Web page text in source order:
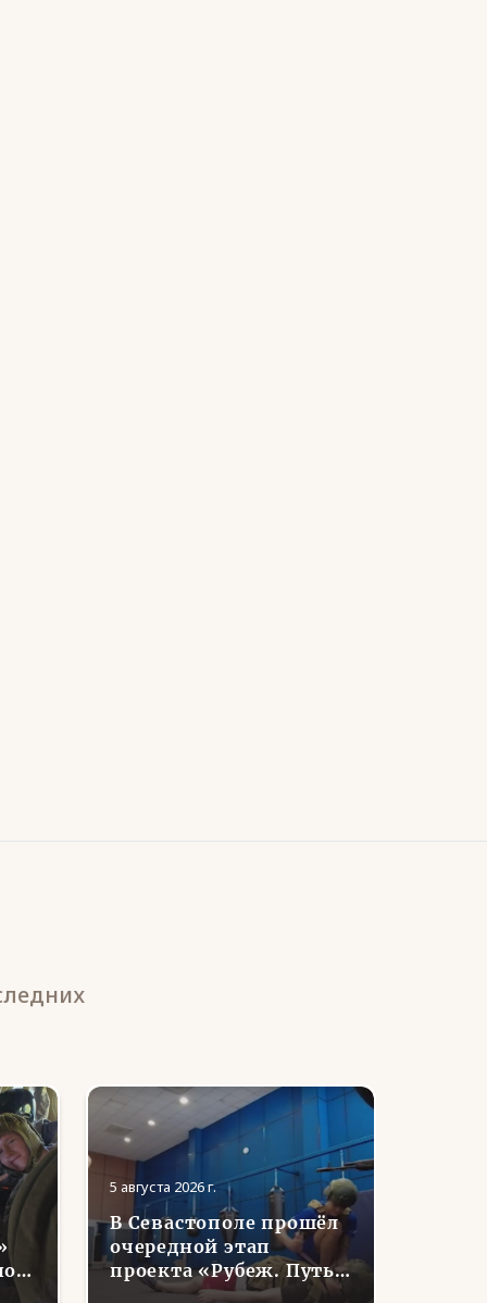
5 августа 2026 г.
В Севастополе прошёл
очередной этап
проекта «Рубеж. Путь
воина»